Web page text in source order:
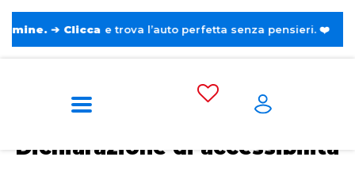
e trova l’auto perfetta senza pensieri. ❤️
Home Dichiarazione di accessibilità
Dichiarazione di accessibilità